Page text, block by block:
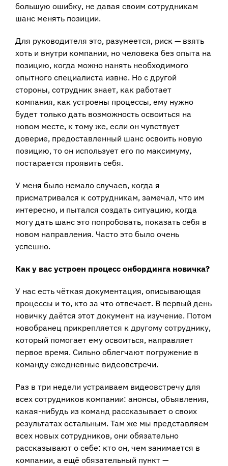
большую ошибку, не давая своим сотрудникам
шанс менять позиции.
Для руководителя это, разумеется, риск — взять
хоть и внутри компании, но человека без опыта на
позицию, когда можно нанять необходимого
опытного специалиста извне. Но с другой
стороны, сотрудник знает, как работает
компания, как устроены процессы, ему нужно
будет только дать возможность освоиться на
новом месте, к тому же, если он чувствует
доверие, предоставленный шанс освоить новую
позицию, то он использует его по максимуму,
постарается проявить себя.
У меня было немало случаев, когда я
присматривался к сотрудникам, замечал, что им
интересно, и пытался создать ситуацию, когда
могу дать шанс это попробовать, показать себя в
новом направления. Часто это было очень
успешно.
Как у вас устроен процесс онбординга новичка?
У нас есть чёткая документация, описывающая
процессы и то, кто за что отвечает. В первый день
новичку даётся этот документ на изучение. Потом
новобранец прикрепляется к другому сотруднику,
который помогает ему освоиться, направляет
первое время. Сильно облегчают погружение в
команду ежедневные видеовстречи.
Раз в три недели устраиваем видеовстречу для
всех сотрудников компании: анонсы, объявления,
какая-нибудь из команд рассказывает о своих
результатах остальным. Там же мы представляем
всех новых сотрудников, они обязательно
рассказывают о себе: кто он, чем занимается в
компании, а ещё обязательный пункт —